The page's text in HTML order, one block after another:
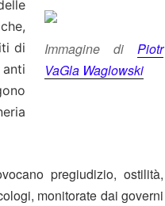
Immagine diPiotr
VaGla Waglowski
di
pregiudizio, ostilità,
monitorate dai governi